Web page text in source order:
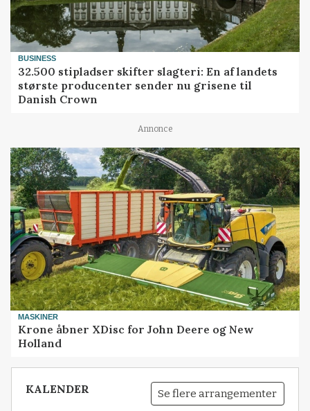
BUSINESS
32.500 stipladser skifter slagteri: En af landets
største producenter sender nu grisene til
Danish Crown
Annonce
MASKINER
Krone åbner XDisc for John Deere og New
Holland
KALENDER Se flere arrangementer